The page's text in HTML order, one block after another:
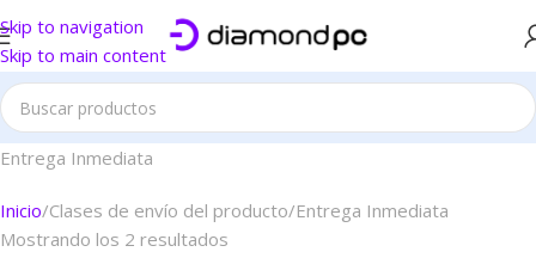
Skip to navigation
Skip to main content
Entrega Inmediata
Inicio Clases de envío del producto Entrega Inmediata
Mostrando los 2 resultados
Este sitio es solo demostrativo